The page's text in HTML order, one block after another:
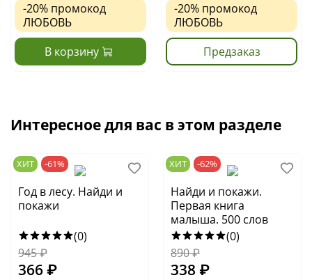
-20% промокод
ЛЮБОВЬ
В корзину
-20% промокод
ЛЮБОВЬ
Предзаказ
Интересное для вас в этом разделе
ХИТ -61%
Год в лесу. Найди и
покажи
(0)
945₽
366 ₽
ХИТ -62%
Найди и покажи.
Первая книга
малыша. 500 слов
(0)
890₽
338 ₽